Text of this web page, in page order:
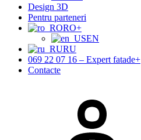
Design 3D
Pentru parteneri
RO+
EN
RU
069 22 07 16 – Expert fatade+
Contacte